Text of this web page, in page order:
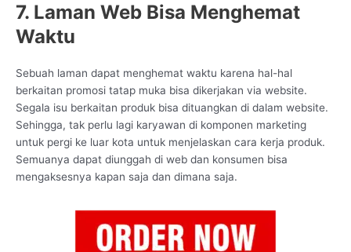
7. Laman Web Bisa Menghemat
Waktu
Sebuah laman dapat menghemat waktu karena hal-hal
berkaitan promosi tatap muka bisa dikerjakan via website.
Segala isu berkaitan produk bisa dituangkan di dalam website.
Sehingga, tak perlu lagi karyawan di komponen marketing
untuk pergi ke luar kota untuk menjelaskan cara kerja produk.
Semuanya dapat diunggah di web dan konsumen bisa
mengaksesnya kapan saja dan dimana saja.